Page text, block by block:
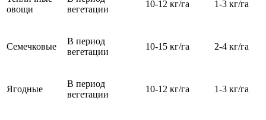
овощи
вегетации
10-12 кг/га 1-3 кг/га
Семечковые
В период
вегетации
10-15 кг/га 2-4 кг/га
Ягодные
В период
вегетации
10-12 кг/га 1-3 кг/га